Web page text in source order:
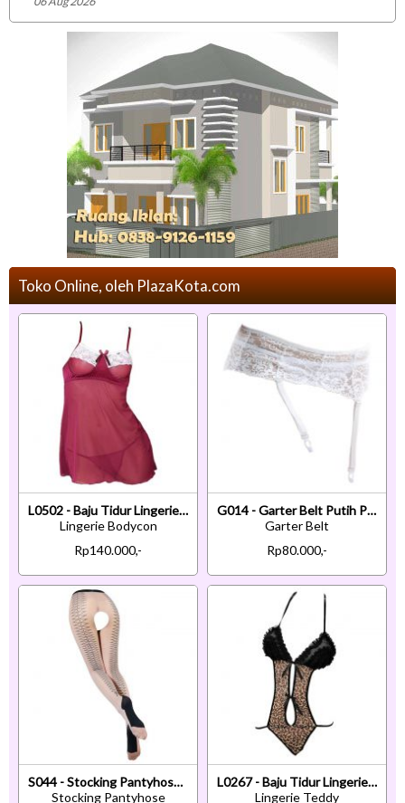
Toko Online, oleh PlazaKota.com
L0502 - Baju Tidur Lingerie Bodycon Sheath Dress Marun Transparan
Lingerie Bodycon
Rp140.000,-
G014 - Garter Belt Putih Pengait 3 Baris Tali 4
Garter Belt
Rp80.000,-
S044 - Stocking Pantyhose Krem Transparan Crotchless Silang-Silang Hitam
Stocking Pantyhose
L0267 - Baju Tidur Lingerie Teddy Bodysuit Dress Halter Macan Tutul Coklat
Lingerie Teddy